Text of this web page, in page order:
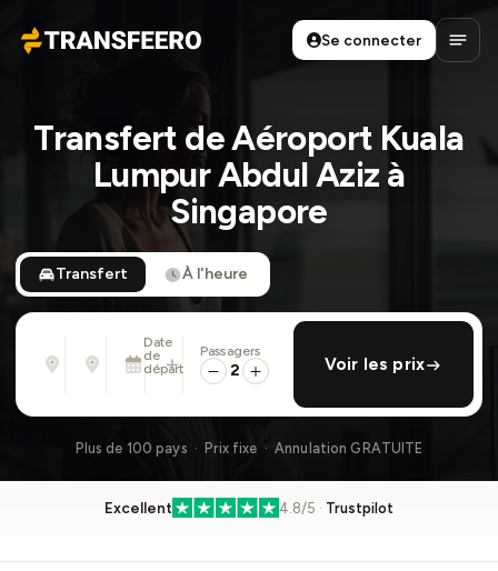
Transfeero
Se connecter
Transfert de Aéroport Kuala
Lumpur Abdul Aziz à
Singapore
Transfert À l'heure
Adresse, aéroport, hôtel, ...
Adresse, aéroport, hôtel, ...
Date
de
départ
Dim. 9 Août · 01:45 PM
ajouter retour
Passagers
2 Voir les prix
Plus de 100 pays · Prix fixe · Annulation GRATUITE
Excellent 4.8/5 · Trustpilot